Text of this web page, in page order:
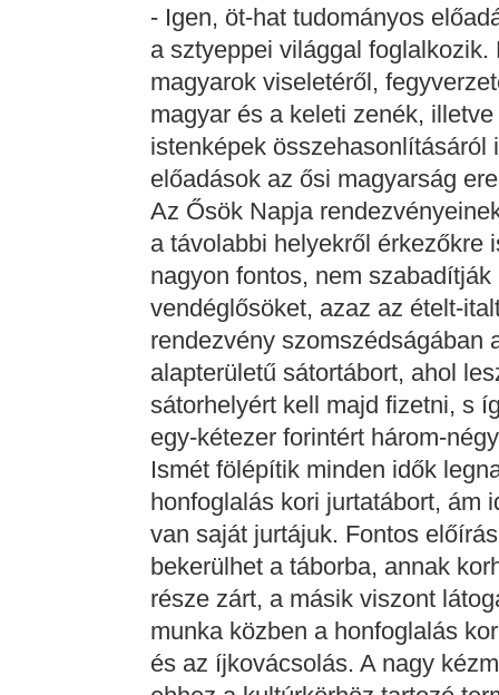
- Igen, öt-hat tudományos
a sztyeppei világgal
magyarok viseletéről,
magyar és a keleti zenék,
istenképek összehasonlításáról
előadások az ősi magyarság
Az Ősök Napja
a távolabbi helyekről érkezőkre
nagyon fontos, nem
vendéglősöket, azaz az ételt-
rendezvény szomszédságában
alapterületű sátortábort, ahol
sátorhelyért kell majd fizetni, s
egy-kétezer forintért három-
Ismét fölépítik minden idők
honfoglalás kori jurtatábort, ám
van saját jurtájuk. Fontos
bekerülhet a táborba, annak
része zárt, a másik viszont
munka közben a honfoglalás
és az íjkovácsolás. A nagy